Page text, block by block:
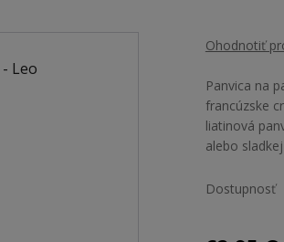
Ohodnotiť
Panvica na
francúzske
liatinová
alebo
Dostupnosť